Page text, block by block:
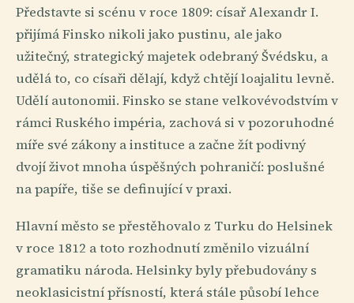
Představte si scénu v roce 1809: císař Alexandr I.
přijímá Finsko nikoli jako pustinu, ale jako
užitečný, strategický majetek odebraný Švédsku, a
udělá to, co císaři dělají, když chtějí loajalitu levně.
Udělí autonomii. Finsko se stane velkovévodstvím v
rámci Ruského impéria, zachová si v pozoruhodné
míře své zákony a instituce a začne žít podivný
dvojí život mnoha úspěšných pohraničí: poslušné
na papíře, tiše se definující v praxi.
Hlavní město se přestěhovalo z Turku do Helsinek
v roce 1812 a toto rozhodnutí změnilo vizuální
gramatiku národa. Helsinky byly přebudovány s
neoklasicistní přísností, která stále působí lehce